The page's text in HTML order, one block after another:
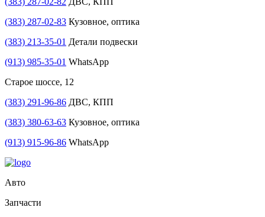
(383) 287-02-83 Кузовное, оптика
(383) 213-35-01 Детали подвески
(913) 985-35-01 WhatsApp
Старое шоссе, 12
(383) 291-96-86 ДВС, КПП
(383) 380-63-63 Кузовное, оптика
(913) 915-96-86 WhatsApp
Авто
Запчасти